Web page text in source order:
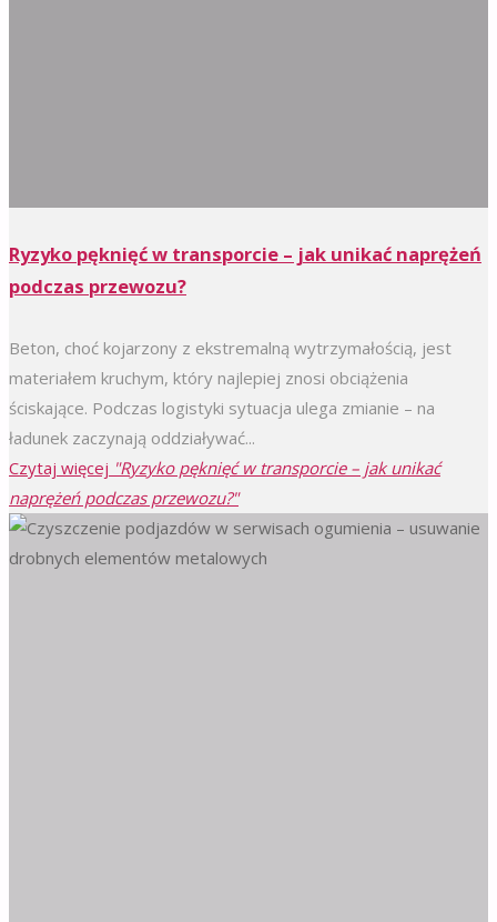
Ryzyko pęknięć w transporcie – jak unikać naprężeń
podczas przewozu?
Beton, choć kojarzony z ekstremalną wytrzymałością, jest
materiałem kruchym, który najlepiej znosi obciążenia
ściskające. Podczas logistyki sytuacja ulega zmianie – na
ładunek zaczynają oddziaływać...
Czytaj więcej "Ryzyko pęknięć w transporcie – jak unikać
naprężeń podczas przewozu?"